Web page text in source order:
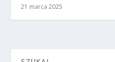
21 marca 2025